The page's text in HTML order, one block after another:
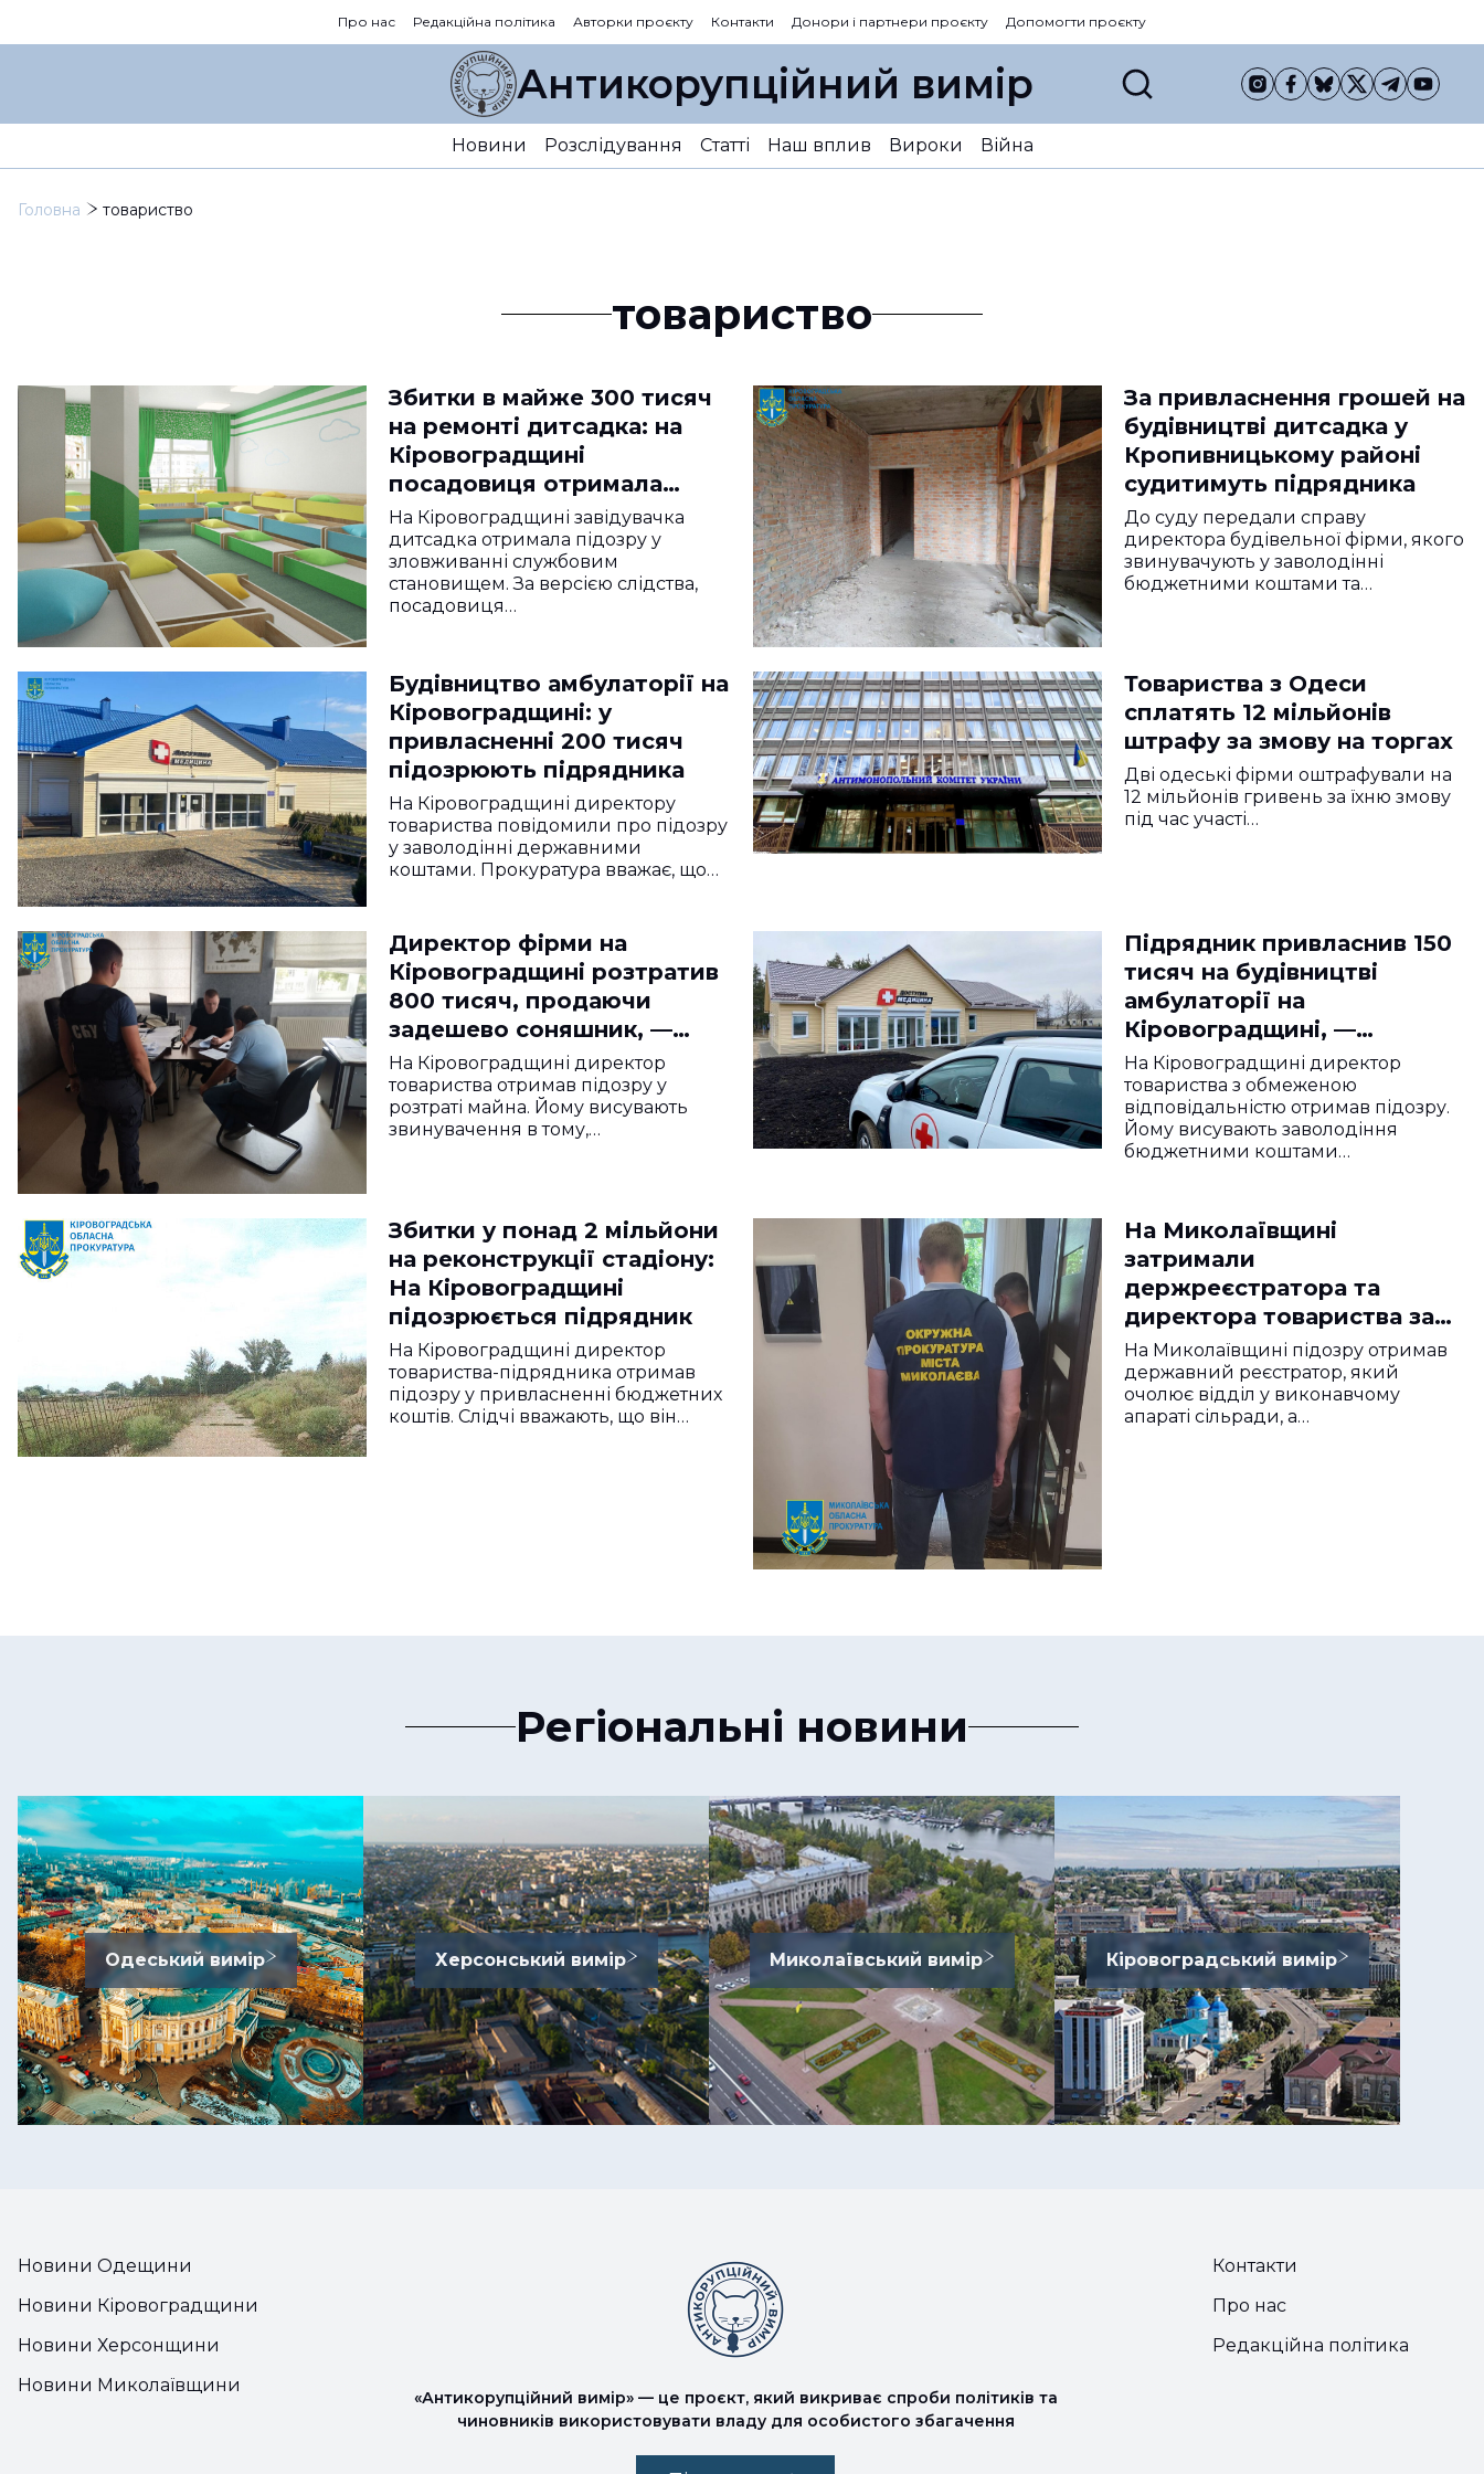
Про нас Редакційна політика Авторки проєкту Контакти Донори і партнери проєкту Допомогти проєкту
Антикорупційний вимір
Новини Розслідування Статті Наш вплив Вироки Війна
Головна товариство
товариство
Збитки в майже 300 тисяч
на ремонті дитсадка: на
Кіровоградщині
посадовиця отримала
підозру
На Кіровоградщині завідувачка
дитсадка отримала підозру у
зловживанні службовим
становищем. За версією слідства,
посадовиця…
За привласнення грошей на
будівництві дитсадка у
Кропивницькому районі
судитимуть підрядника
До суду передали справу
директора будівельної фірми, якого
звинувачують у заволодінні
бюджетними коштами та…
Будівництво амбулаторії на
Кіровоградщині: у
привласненні 200 тисяч
підозрюють підрядника
На Кіровоградщині директору
товариства повідомили про підозру
у заволодінні державними
коштами. Прокуратура вважає, що…
Товариства з Одеси
сплатять 12 мільйонів
штрафу за змову на торгах
Дві одеські фірми оштрафували на
12 мільйонів гривень за їхню змову
під час участі…
Директор фірми на
Кіровоградщині розтратив
800 тисяч, продаючи
задешево соняшник, —
прокуратура
На Кіровоградщині директор
товариства отримав підозру у
розтраті майна. Йому висувають
звинувачення в тому,…
Підрядник привласнив 150
тисяч на будівництві
амбулаторії на
Кіровоградщині, —
прокуратура
На Кіровоградщині директор
товариства з обмеженою
відповідальністю отримав підозру.
Йому висувають заволодіння
бюджетними коштами…
Збитки у понад 2 мільйони
на реконструкції стадіону:
На Кіровоградщині
підозрюється підрядник
На Кіровоградщині директор
товариства-підрядника отримав
підозру у привласненні бюджетних
коштів. Слідчі вважають, що він…
На Миколаївщині
затримали
держреєстратора та
директора товариства за
підозрою у хабарництві
На Миколаївщині підозру отримав
державний реєстратор, який
очолює відділ у виконавчому
апараті сільради, а…
Регіональні новини
Одеський вимір Херсонський вимір Миколаївський вимір Кіровоградський вимір
Новини Одещини
Новини Кіровоградщини
Новини Херсонщини
Новини Миколаївщини
«Антикорупційний вимір» — це проєкт, який викриває спроби політиків та
чиновників використовувати владу для особистого збагачення
Контакти
Про нас
Редакційна політика